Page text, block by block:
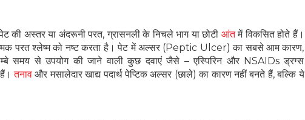
अस्तर या अंदरूनी परत, ग्रासनली के निचले भाग या छोटी आंतमें विकसित होते हैं।
परत श्लेष्म को नष्ट करता है। पेट में अल्सर (Peptic Ulcer) का सबसे आम कारण,
समय से उपयोग की जाने वाली कुछ दवाएं जैसे – एस्पिरिन और NSAIDs ड्रग्स
तनावऔर मसालेदार खाद्य पदार्थ पेप्टिक अल्सर (छाले) का कारण नहीं बनते हैं, बल्कि ये